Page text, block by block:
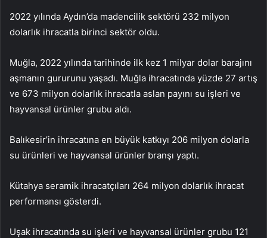
2022 yılında Aydın’da madencilik sektörü 232 milyon
dolarlık ihracatla birinci sektör oldu.
Muğla, 2022 yılında tarihinde ilk kez 1 milyar dolar barajını
aşmanın gururunu yaşadı. Muğla ihracatında yüzde 27 artış
ve 673 milyon dolarlık ihracatla aslan payını su işleri ve
hayvansal ürünler grubu aldı.
Balıkesir’in ihracatına en büyük katkıyı 206 milyon dolarla
su ürünleri ve hayvansal ürünler branşı yaptı.
Kütahya seramik ihracatçıları 264 milyon dolarlık ihracat
performansı gösterdi.
Uşak ihracatında su işleri ve hayvansal ürünler grubu 121